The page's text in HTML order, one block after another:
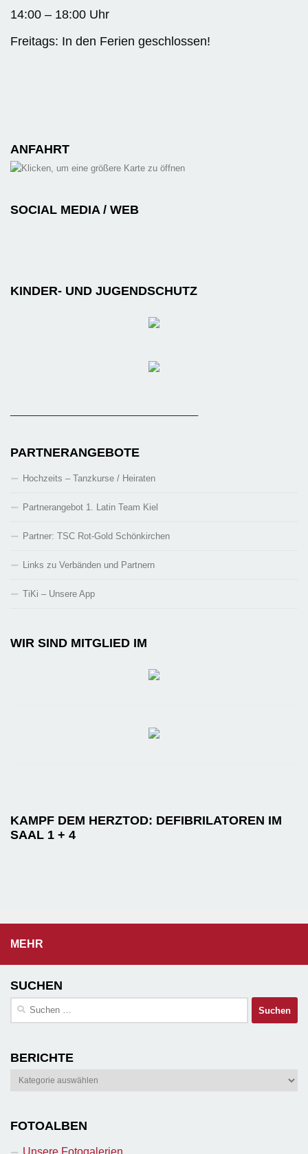
14:00 – 18:00 Uhr
Freitags: In den Ferien geschlossen!
ANFAHRT
SOCIAL MEDIA / WEB
KINDER- UND JUGENDSCHUTZ
PARTNERANGEBOTE
Hochzeits – Tanzkurse / Heiraten
Partnerangebot 1. Latin Team Kiel
Partner: TSC Rot-Gold Schönkirchen
Links zu Verbänden und Partnern
TiKi – Unsere App
WIR SIND MITGLIED IM
KAMPF DEM HERZTOD: DEFIBRILATOREN IM
SAAL 1 + 4
MEHR
SUCHEN
Suchen
BERICHTE
Berichte
FOTOALBEN
Unsere Fotogalerien